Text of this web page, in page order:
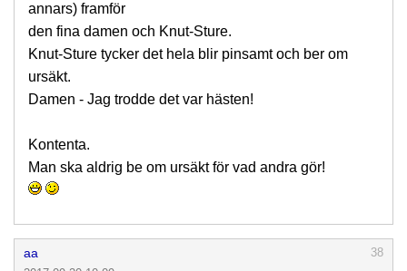
annars) framför
den fina damen och Knut-Sture.
Knut-Sture tycker det hela blir pinsamt och ber om
ursäkt.
Damen - Jag trodde det var hästen!
Kontenta.
Man ska aldrig be om ursäkt för vad andra gör!
aa
38